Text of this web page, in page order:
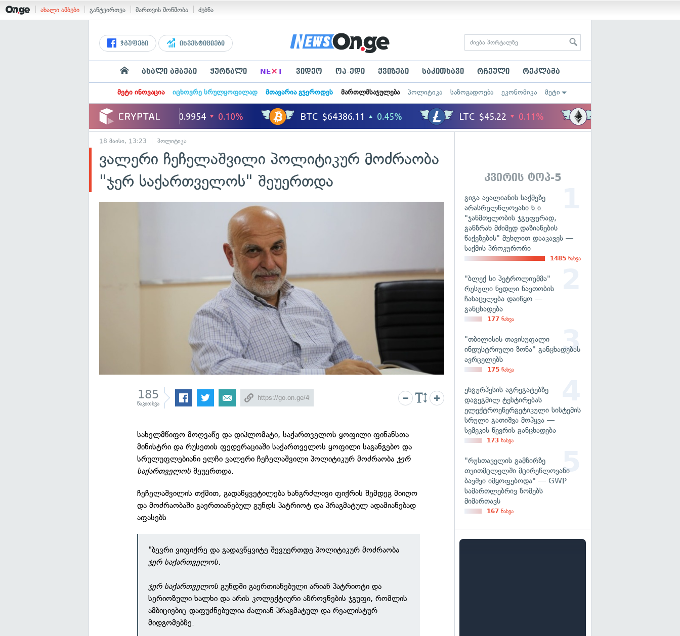
ახალი ამბები განტვირთვა მართვის მოწმობა ძებნა
ჯგუფები ინვესტიციები
ახალი ამბები ჟურნალი NE×T ვიდეო ოპ-ედი ქვიზები საკითხავი რჩეული რეკლამა
მეტი ინოვაცია იცხოვრე სრულყოფილად მთავარია გჯეროდეს მართლმსაჯულება პოლიტიკა საზოგადოება ეკონომიკა მეტი
18 მაისი, 13:23 პოლიტიკა
ვალერი ჩეჩელაშვილი პოლიტიკურ მოძრაობა
"ჯერ საქართველოს" შეუერთდა
185
წაკითხვა
სახელმწიფო მოღვაწე და დიპლომატი, საქართველოს ყოფილი ფინანსთა
მინისტრი და რუსეთის ფედერაციაში საქართველოს ყოფილი საგანგებო და
სრულუფლებიანი ელჩი ვალერი ჩეჩელაშვილი პოლიტიკურ მოძრაობაჯერ
საქართველოსშეუერთდა.
ჩეჩელაშვილის თქმით, გადაწყვეტილება ხანგრძლივი ფიქრის შემდეგ მიიღო
და მოძრაობაში გაერთიანებულ გუნდს პატრიოტ და პრაგმატულ ადამიანებად
აფასებს.
"ბევრი ვიფიქრე და გადავწყვიტე შევუერთდე პოლიტიკურ მოძრაობა
ჯერ საქართველოს.
ჯერ საქართველოსგუნდში გაერთიანებული არიან პატრიოტი და
სერიოზული ხალხი და არის კოლექტიური აზროვნების ჯგუფი, რომლის
ამბიციებიც დაფუძნებულია ძალიან პრაგმატულ და რეალისტურ
მიდგომებზე.
კვირის ტოპ-5
გიგა ავალიანის საქმეზე
არასრულწლოვანი ნ.ი.
"ჯანმთელობის ჯგუფურად,
განზრახ მძიმედ დაზიანების
წაქეზების" მუხლით დააკავეს —
საქმის პროკურორი
1485 ნახვა
"ბლექ სი პეტროლიუმმა"
რუსული ნედლი ნავთობის
ჩანაცვლება დაიწყო —
განცხადება
177 ნახვა
"თბილისის თავისუფალი
ინდუსტრიული ზონა" განცხადებას
ავრცელებს
175 ნახვა
ენგურჰესის აგრეგატებზე
დაგეგმილ ტესტირებას
ელექტროენერგეტიკული სისტემის
სრული გათიშვა მოჰყვა —
სემეკის წევრის განცხადება
173 ნახვა
"რუსთაველის გამზირზე
თვითმცლელში მცირეწლოვანი
ბავშვი იმყოფებოდა" — GWP
სამართლებრივ ზომებს
მიმართავს
167 ნახვა